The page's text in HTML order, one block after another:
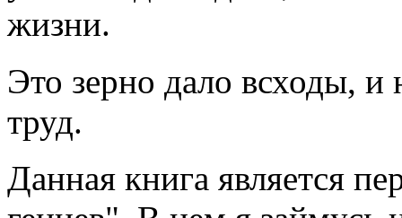
жизни.
Это зерно дало всходы, и
труд.
Данная книга является